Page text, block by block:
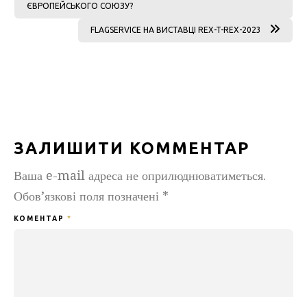
ЄВРОПЕЙСЬКОГО СОЮЗУ?
FLAGSERVICE НА ВИСТАВЦІ REX-T-REX-2023
ЗАЛИШИТИ КОММЕНТАР
Ваша e-mail адреса не оприлюднюватиметься.
Обов’язкові поля позначені *
КОМЕНТАР *